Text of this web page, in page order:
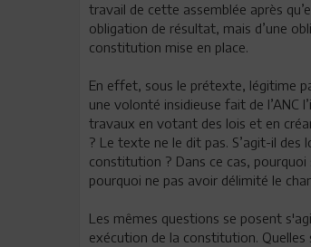
travail de cette assemblée après
obligation de résultat, mais d’une
constitution mise en place.
En effet, sous le prétexte, légitime
une volonté insidieuse fait de
travaux en votant des lois et en
? Le texte ne le dit pas. S’agit-il des
constitution ? Dans ce cas,
pourquoi ne pas avoir délimité le
Les mêmes questions se posent
exécution de la constitution.